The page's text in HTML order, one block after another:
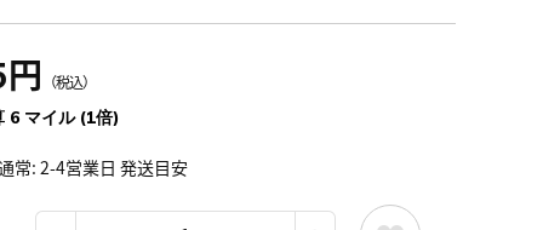
（税込）
6 マイル (1倍)
常: 2-4営業日 発送目安